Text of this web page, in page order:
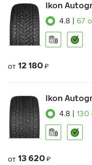
Ikon
4.8 67
от 12 180 ₽
Ikon
4.8 130
от 13 620 ₽